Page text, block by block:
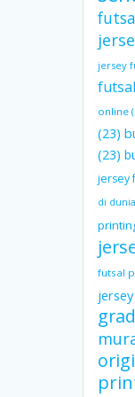
jersey
online
(23)
(23)
jersey
di dunia
futsal